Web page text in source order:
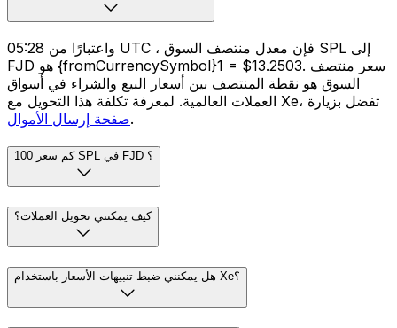
واعتبارًا من 05:28 UTC ، فإن معدل منتصف السوق SPL إلى
FJD هو {fromCurrencySymbol}1 = $13.2503. سعر منتصف
السوق هو نقطة المنتصف بين أسعار البيع والشراء في أسواق
العملات العالمية. لمعرفة تكلفة هذا التحويل مع Xe، تفضل بزيارة
صفحة إرسال الأموال.
كم سعر 100 SPL في FJD ؟
كيف يمكنني تحويل العملات؟
هل يمكنني ضبط تنبيهات الأسعار باستخدام Xe؟